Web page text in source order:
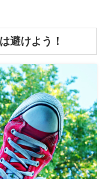
避けよう！